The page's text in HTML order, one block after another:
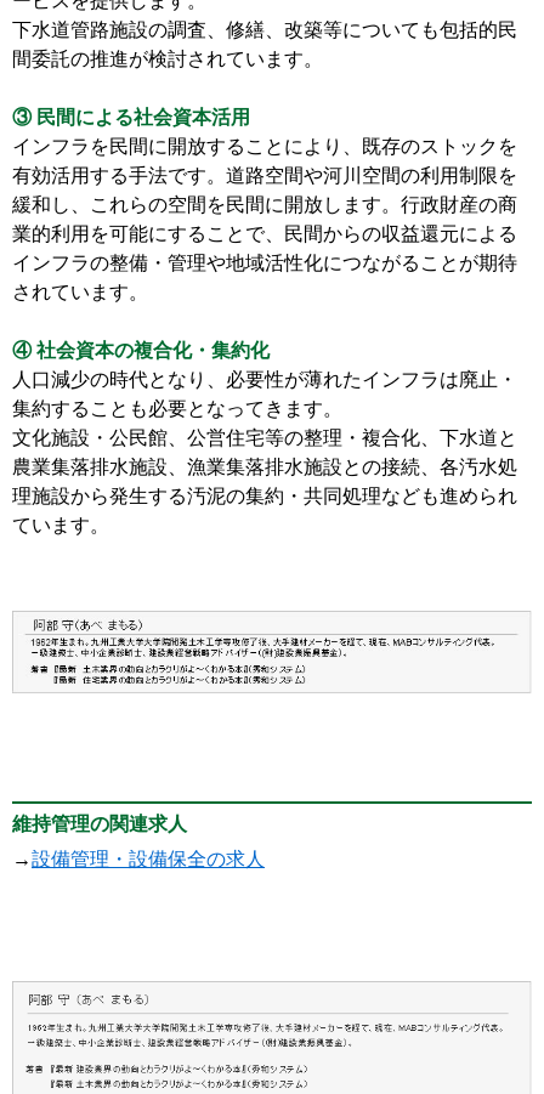
下水道管路施設の調査、修繕、改築等についても包括的民
間委託の推進が検討されています。
③ 民間による社会資本活用
インフラを民間に開放することにより、既存のストックを
有効活用する手法です。道路空間や河川空間の利用制限を
緩和し、これらの空間を民間に開放します。行政財産の商
業的利用を可能にすることで、民間からの収益還元による
インフラの整備・管理や地域活性化につながることが期待
されています。
④ 社会資本の複合化・集約化
人口減少の時代となり、必要性が薄れたインフラは廃止・
集約することも必要となってきます。
文化施設・公民館、公営住宅等の整理・複合化、下水道と
農業集落排水施設、漁業集落排水施設との接続、各汚水処
理施設から発生する汚泥の集約・共同処理なども進められ
ています。
維持管理の関連求人
→設備管理・設備保全の求人